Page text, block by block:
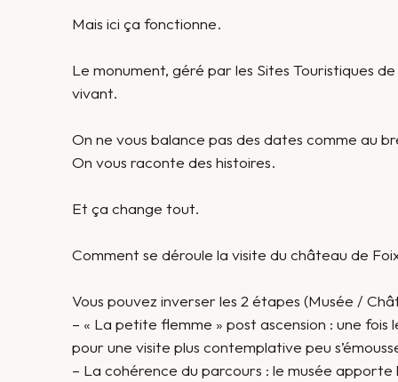
Mais ici ça fonctionne.
Le monument, géré par les Sites Touristiques
vivant.
On ne vous balance pas des dates comme au
On vous raconte des histoires.
Et ça change tout.
Comment se déroule la visite du château de
Vous pouvez inverser les 2 étapes (Musée /
– « La petite flemme » post ascension : une fois
pour une visite plus contemplative peu
– La cohérence du parcours : le musée apporte